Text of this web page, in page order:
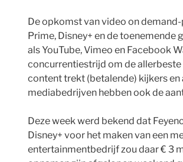
De opkomst van video on
Prime, Disney+ en de
als YouTube, Vimeo en Facebook
concurrentiestrijd om de
content trekt (betalende) kijkers en
mediabedrijven hebben ook de
Deze week werd bekend dat
Disney+ voor het maken van een
entertainmentbedrijf zou daar € 3